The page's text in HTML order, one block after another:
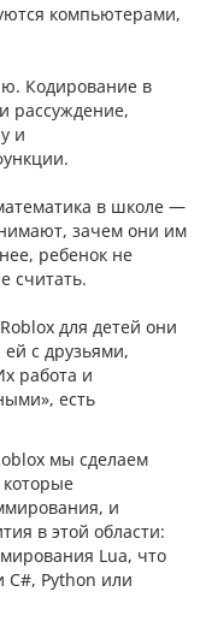
компьютерами,
Кодирование в
рассуждение,
и
в школе —
зачем они им
ребенок не
считать.
для детей они
ей с друзьями,
работа и
есть
мы сделаем
и
в этой области:
Lua, что
C#, Python или